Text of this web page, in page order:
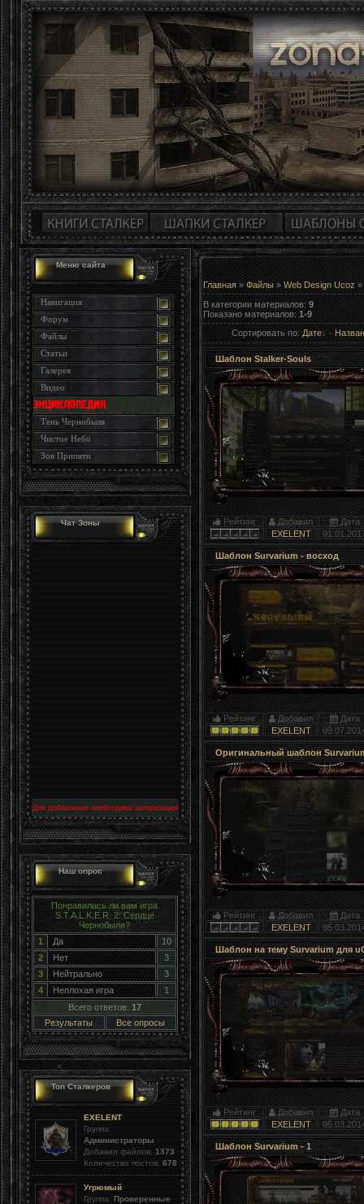
Меню сайта
Навигация
Форум
Файлы
Статьи
Галерея
Видео
Тень Чернобыля
Чистое Небо
Зов Припяти
Чат Зоны
Для добавления необходима авторизация
Наш опрос
Понравилась ли вам игра
S.T.A.L.K.E.R. 2: Сердце
Чернобыля?
1
Да
10
2
Нет
3
3
Нейтрально
3
4
Неплохая игра
1
Всего ответов: 17
Результаты
Все опросы
Топ Сталкеров
EXELENT
Группа:
Администраторы
Добавил файлов: 1373
Количество постов: 678
Угрюмый
Группа: Проверенные
Главная» Файлы» Web Design Ucoz »
В категории материалов: 9
Показано материалов: 1-9
Сортировать по: Дате ·
Шаблон Stalker-Souls
Рейтинг Добавил
Дата
EXELENT
Шаблон Survarium - восход
Рейтинг Добавил
Дата
EXELENT
Оригинальный шаблон
Рейтинг Добавил
Дата
EXELENT
Шаблон на тему Survarium для
Рейтинг Добавил
Дата
EXELENT
Шаблон Survarium - 1